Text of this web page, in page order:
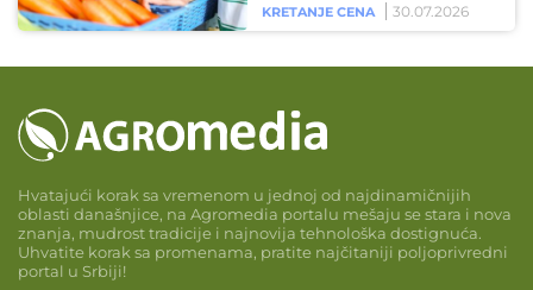
KRETANJE CENA 30.07.2026
Hvatajući korak sa vremenom u jednoj od najdinamičnijih
oblasti današnjice, na Agromedia portalu mešaju se stara i nova
znanja, mudrost tradicije i najnovija tehnološka dostignuća.
Uhvatite korak sa promenama, pratite najčitaniji poljoprivredni
portal u Srbiji!